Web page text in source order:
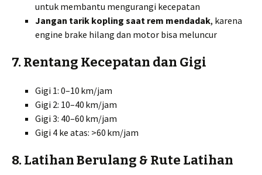
untuk membantu mengurangi kecepatan
Jangan tarik kopling saat rem mendadak, karena
engine brake hilang dan motor bisa meluncur
7. Rentang Kecepatan dan Gigi
Gigi 1: 0–10 km/jam
Gigi 2: 10–40 km/jam
Gigi 3: 40–60 km/jam
Gigi 4 ke atas: >60 km/jam
8. Latihan Berulang & Rute Latihan